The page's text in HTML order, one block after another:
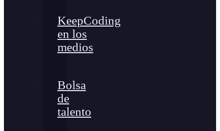
KeepCoding
en los
medios
Bolsa
de
talento